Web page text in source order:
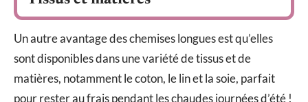
Un autre avantage des chemises longues est qu’elles
sont disponibles dans une variété de tissus et de
matières, notamment le coton, le lin et la soie, parfait
pour rester au frais pendant les chaudes journées d’été !